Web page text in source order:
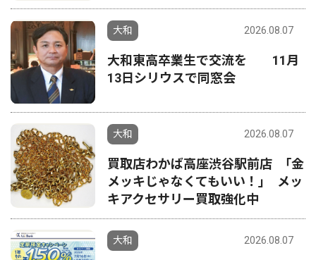
大和 2026.08.07
大和東高卒業生で交流を 11月
13日シリウスで同窓会
大和 2026.08.07
買取店わかば高座渋谷駅前店 ｢金
メッキじゃなくてもいい！｣ メッ
キアクセサリー買取強化中
大和 2026.08.07